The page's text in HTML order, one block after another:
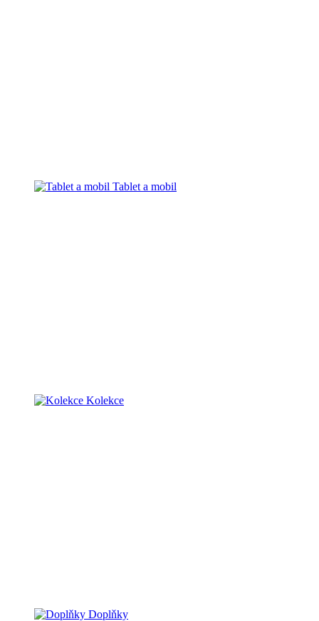
Tablet a mobil
Kolekce
Doplňky